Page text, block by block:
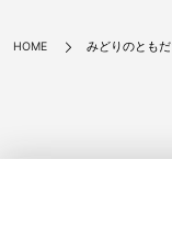
HOME みどりのとも